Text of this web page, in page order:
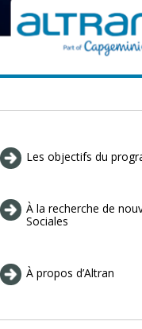
Les objectifs du
À la recherche de
Sociales
À propos d’Altran